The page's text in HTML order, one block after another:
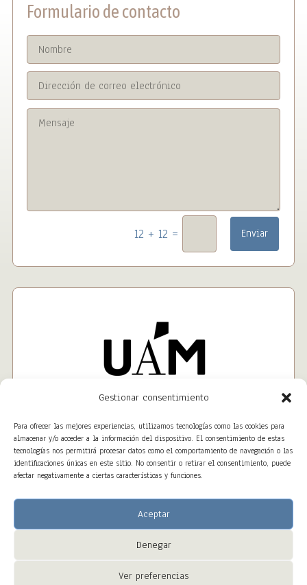
Gestionar consentimiento
Para ofrecer las mejores experiencias, utilizamos tecnologías como las cookies para
almacenar y/o acceder a la información del dispositivo. El consentimiento de estas
tecnologías nos permitirá procesar datos como el comportamiento de navegación o las
identificaciones únicas en este sitio. No consentir o retirar el consentimiento, puede
afectar negativamente a ciertas características y funciones.
Aceptar
Denegar
Ver preferencias
Formulario de contacto
12 + 12 = Enviar